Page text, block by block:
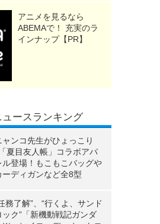
アニメを見るなら
ABEMAで！ 充実のラ
インナップ【PR】
ュースランキング
ャンコ先生がひょっこり
夏目友人帳」コラボアパ
ル登場！もこもこバッグや
ーディガンなど全8型
務了解”、“行くよ、サンド
ック”「新機動戦記ガンダ